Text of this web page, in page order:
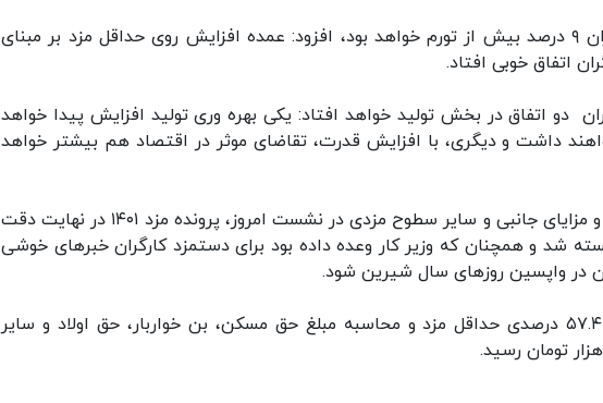
وی با بیان اینکه قدرت خرید مطلق کارگران ۹ درصد بیش از تورم خواهد بود، افزود: عمده افزایش روی حداقل مزد بر مبنای
اتفاق خوبی افتاد.
دو اتفاق در بخش تولید خواهد افتاد: یکی بهره وری تولید افزایش پیدا خواهد
داشت و دیگری، با افزایش قدرت، تقاضای موثر در اقتصاد هم بیشتر خواهد
با توجه به تعیین حداقل حقوق و دستمزد و مزایای جانبی و سایر سطوح مزدی در نشست امروز، پرونده مزد ۱۴۰۱ در نهایت دقت
شد و همچنان که وزیر کار وعده داده بود برای دستمزد کارگران خبرهای خوشی
در واپسین روزهای سال شیرین شود.
دریافتی کارگران در سال ۱۴۰۱ با افزایش ۵۷.۴ درصدی حداقل مزد و محاسبه مبلغ حق مسکن، بن خواربار، حق اولاد و سایر